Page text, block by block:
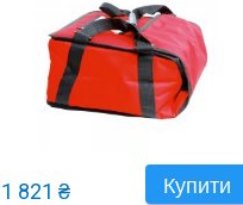
Купити
1 821 ₴